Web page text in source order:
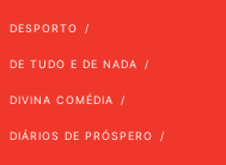
DESPORTO
DE TUDO E DE NADA
DIVINA COMÉDIA
DIÁRIOS DE PRÓSPERO